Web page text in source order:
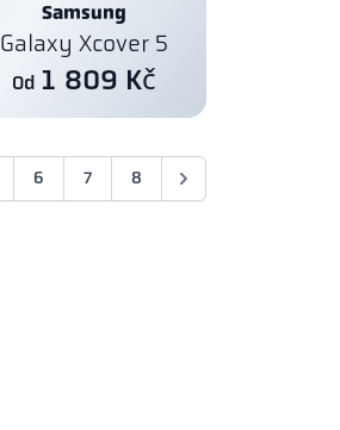
Samsung
Galaxy Xcover 5
Od 1 809 Kč
6 7 8